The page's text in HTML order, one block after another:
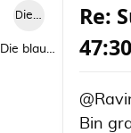
Die blaue Luise
Die blaue Luise
Re:
47:30
Bin